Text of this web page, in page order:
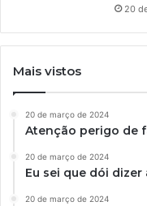
20
Mais vistos
20 de março de 2024
Atenção perigo de
20 de março de 2024
Eu sei que dói dizer
20 de março de 2024